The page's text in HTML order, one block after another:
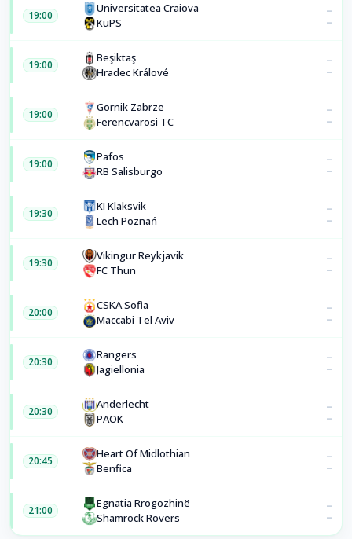
19:00
Universitatea Craiova
KuPS
–
–
19:00
Beşiktaş
Hradec Králové
–
–
19:00
Gornik Zabrze
Ferencvarosi TC
–
–
19:00
Pafos
RB Salisburgo
–
–
19:30
KI Klaksvik
Lech Poznań
–
–
19:30
Vikingur Reykjavik
FC Thun
–
–
20:00
CSKA Sofia
Maccabi Tel Aviv
–
–
20:30
Rangers
Jagiellonia
–
–
20:30
Anderlecht
PAOK
–
–
20:45
Heart Of Midlothian
Benfica
–
–
21:00
Egnatia Rrogozhinë
Shamrock Rovers
–
–